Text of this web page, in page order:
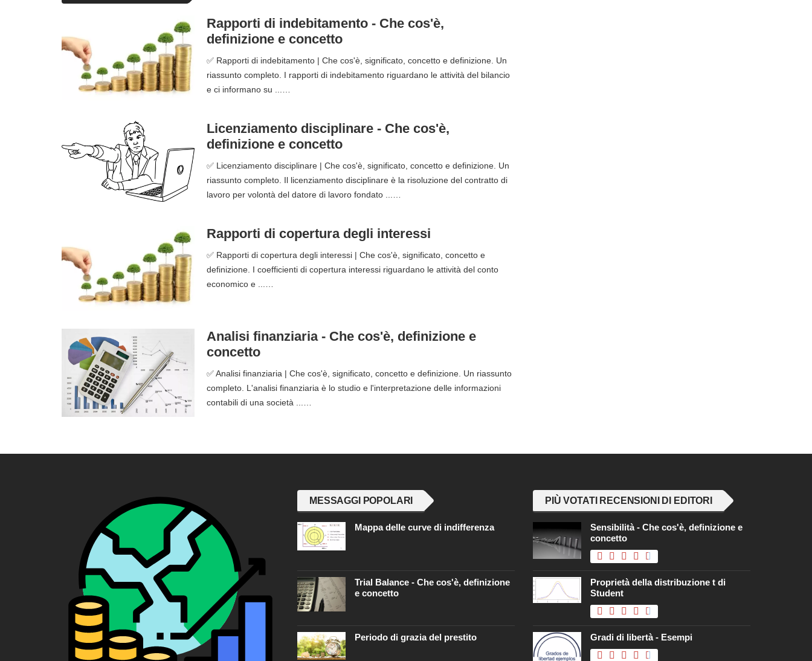
Rapporti di indebitamento - Che cos'è,
definizione e concetto
✅ Rapporti di indebitamento | Che cos'è, significato, concetto e definizione. Un
riassunto completo. I rapporti di indebitamento riguardano le attività del bilancio
e ci informano su ...…
Licenziamento disciplinare - Che cos'è,
definizione e concetto
✅ Licenziamento disciplinare | Che cos'è, significato, concetto e definizione. Un
riassunto completo. Il licenziamento disciplinare è la risoluzione del contratto di
lavoro per volontà del datore di lavoro fondato ...…
Rapporti di copertura degli interessi
✅ Rapporti di copertura degli interessi | Che cos'è, significato, concetto e
definizione. I coefficienti di copertura interessi riguardano le attività del conto
economico e ...…
Analisi finanziaria - Che cos'è, definizione e
concetto
✅ Analisi finanziaria | Che cos'è, significato, concetto e definizione. Un riassunto
completo. L'analisi finanziaria è lo studio e l'interpretazione delle informazioni
contabili di una società ...…
MESSAGGI POPOLARI
Mappa delle curve di indifferenza
Trial Balance - Che cos'è, definizione
e concetto
Periodo di grazia del prestito
PIÙ VOTATI RECENSIONI DI EDITORI
Sensibilità - Che cos'è, definizione e
concetto
Proprietà della distribuzione t di
Student
Gradi di libertà - Esempi